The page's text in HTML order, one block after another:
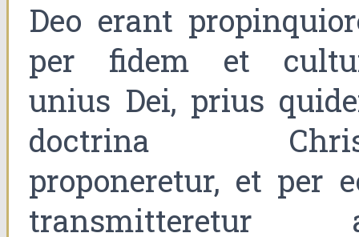
Deo erant
per fidem et
unius Dei, prius
doctrina
proponeretur, et per
transmitteretur